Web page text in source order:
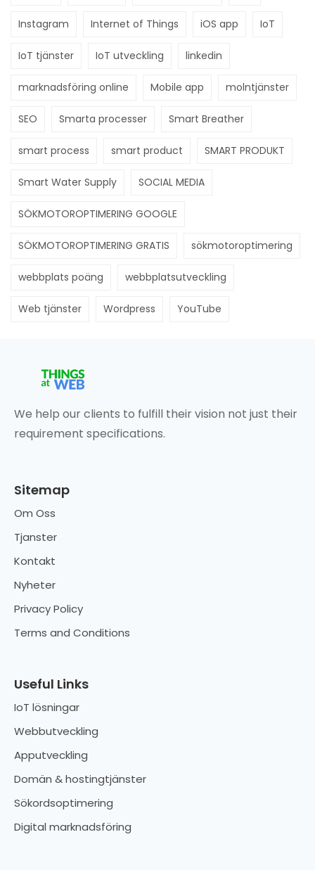
Instagram Internet of Things iOS app IoT
IoT tjänster IoT utveckling linkedin
marknadsföring online Mobile app molntjänster
SEO Smarta processer Smart Breather
smart process smart product SMART PRODUKT
Smart Water Supply SOCIAL MEDIA
SÖKMOTOROPTIMERING GOOGLE
SÖKMOTOROPTIMERING GRATIS sökmotoroptimering
webbplats poäng webbplatsutveckling
Web tjänster Wordpress YouTube
We help our clients to fulfill their vision not just their
requirement specifications.
Sitemap
Om Oss
Tjanster
Kontakt
Nyheter
Privacy Policy
Terms and Conditions
Useful Links
IoT lösningar
Webbutveckling
Apputveckling
Domän & hostingtjänster
Sökordsoptimering
Digital marknadsföring